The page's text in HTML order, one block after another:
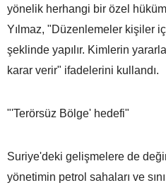
yönelik herhangi bir özel
Yılmaz, "Düzenlemeler kişiler
şeklinde yapılır. Kimlerin
karar verir" ifadelerini kullandı.
"'Terörsüz Bölge' hedefi"
Suriye'deki gelişmelere de
yönetimin petrol sahaları ve